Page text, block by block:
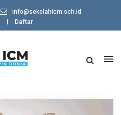
info@sekolahicm.sch.id
Daftar